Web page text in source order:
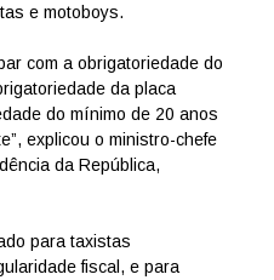
e motoboys.
com a obrigatoriedade do
da placa
do mínimo de 20 anos
explicou o ministro-chefe
da República,
para taxistas
fiscal, e para